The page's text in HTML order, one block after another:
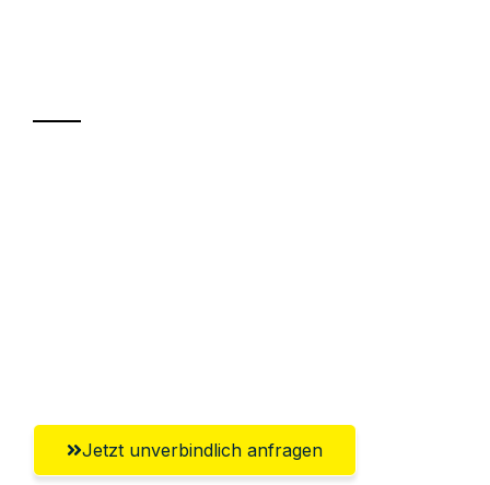
Jetzt unverbindlich anfragen